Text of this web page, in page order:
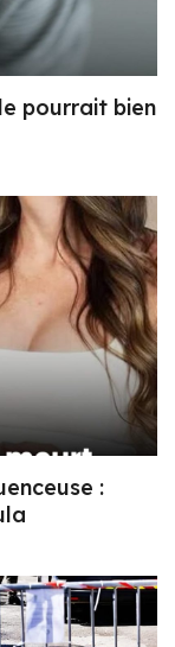
pourrait bien
: